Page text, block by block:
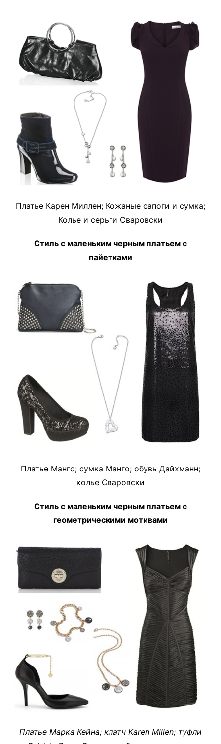
Платье Карен Миллен; Кожаные сапоги и сумка;
Колье и серьги Сваровски
Стиль с маленьким черным платьем с
пайетками
Платье Манго; сумка Манго; обувь Дайхманн;
колье Сваровски
Стиль с маленьким черным платьем с
геометрическими мотивами
Платье Марка Кейна; клатч Karen Millen; туфли